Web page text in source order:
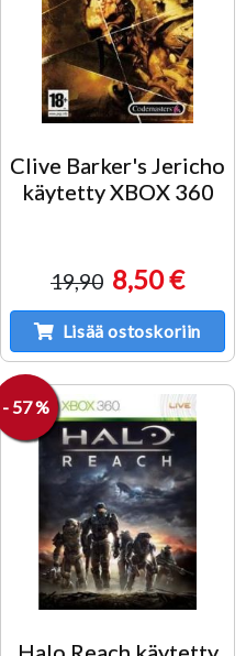
Clive Barker's Jericho
käytetty XBOX 360
19,90 8,50 €
Lisää ostoskoriin
- 57 %